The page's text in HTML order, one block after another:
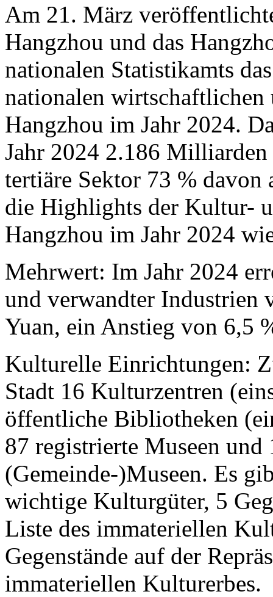
Am 21. März
Hangzhou und das
nationalen Statistikamts
nationalen
Hangzhou im Jahr 2024.
Jahr 2024 2.186
tertiäre Sektor 73 % davon
die Highlights der Kultur-
Hangzhou im Jahr 2024
Mehrwert: Im Jahr 2024
und verwandter Industrien
Yuan, ein Anstieg von 6,5
Kulturelle Einrichtungen:
Stadt 16 Kulturzentren
öffentliche Bibliotheken
87 registrierte Museen
(Gemeinde-)Museen. Es
wichtige Kulturgüter, 5
Liste des immateriellen
Gegenstände auf der
immateriellen Kulturerbes.